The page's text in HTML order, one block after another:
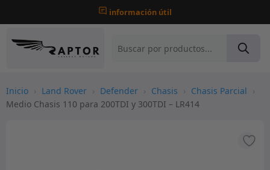
información útil
Inicio › Land Rover › Defender › Chasis › Chasis Parcial ›
Medio Chasis 110 para 200TDI y 300TDI – LR414